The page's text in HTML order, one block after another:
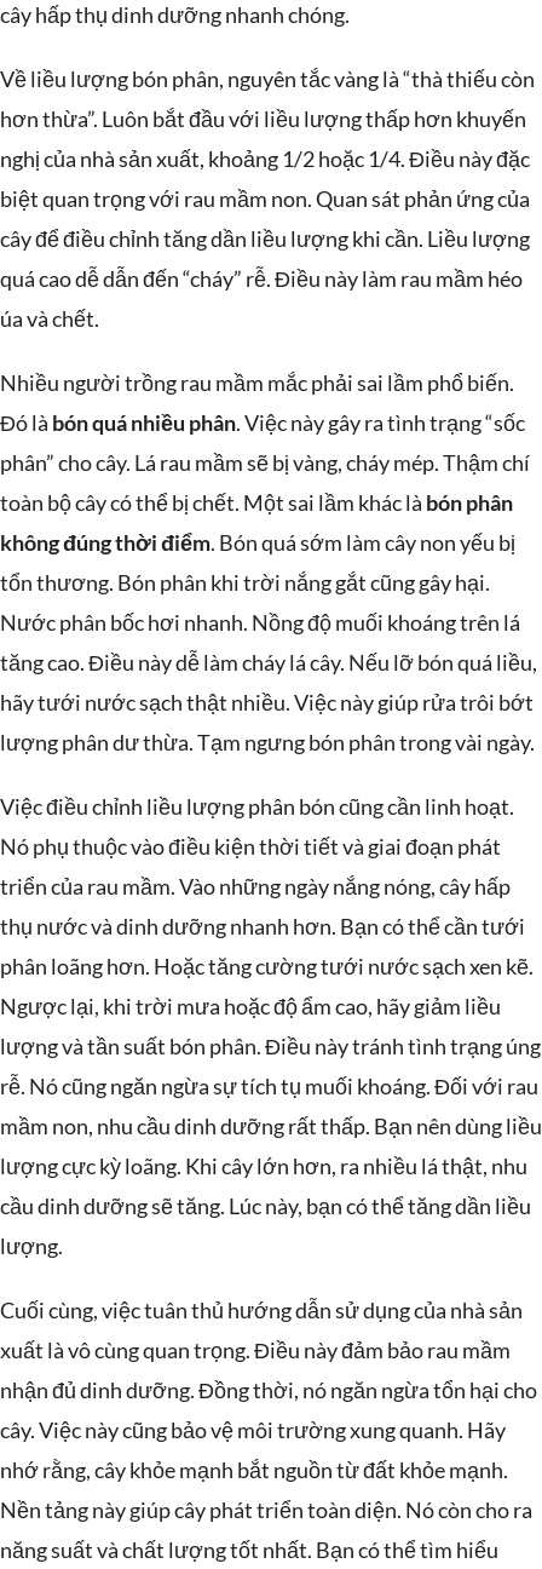
cây hấp thụ dinh dưỡng nhanh chóng.
Về liều lượng bón phân, nguyên tắc vàng là “thà thiếu còn
hơn thừa”. Luôn bắt đầu với liều lượng thấp hơn khuyến
nghị của nhà sản xuất, khoảng 1/2 hoặc 1/4. Điều này đặc
biệt quan trọng với rau mầm non. Quan sát phản ứng của
cây để điều chỉnh tăng dần liều lượng khi cần. Liều lượng
quá cao dễ dẫn đến “cháy” rễ. Điều này làm rau mầm héo
úa và chết.
Nhiều người trồng rau mầm mắc phải sai lầm phổ biến.
Đó là bón quá nhiều phân. Việc này gây ra tình trạng “sốc
phân” cho cây. Lá rau mầm sẽ bị vàng, cháy mép. Thậm chí
toàn bộ cây có thể bị chết. Một sai lầm khác là bón phân
không đúng thời điểm. Bón quá sớm làm cây non yếu bị
tổn thương. Bón phân khi trời nắng gắt cũng gây hại.
Nước phân bốc hơi nhanh. Nồng độ muối khoáng trên lá
tăng cao. Điều này dễ làm cháy lá cây. Nếu lỡ bón quá liều,
hãy tưới nước sạch thật nhiều. Việc này giúp rửa trôi bớt
lượng phân dư thừa. Tạm ngưng bón phân trong vài ngày.
Việc điều chỉnh liều lượng phân bón cũng cần linh hoạt.
Nó phụ thuộc vào điều kiện thời tiết và giai đoạn phát
triển của rau mầm. Vào những ngày nắng nóng, cây hấp
thụ nước và dinh dưỡng nhanh hơn. Bạn có thể cần tưới
phân loãng hơn. Hoặc tăng cường tưới nước sạch xen kẽ.
Ngược lại, khi trời mưa hoặc độ ẩm cao, hãy giảm liều
lượng và tần suất bón phân. Điều này tránh tình trạng úng
rễ. Nó cũng ngăn ngừa sự tích tụ muối khoáng. Đối với rau
mầm non, nhu cầu dinh dưỡng rất thấp. Bạn nên dùng liều
lượng cực kỳ loãng. Khi cây lớn hơn, ra nhiều lá thật, nhu
cầu dinh dưỡng sẽ tăng. Lúc này, bạn có thể tăng dần liều
lượng.
Cuối cùng, việc tuân thủ hướng dẫn sử dụng của nhà sản
xuất là vô cùng quan trọng. Điều này đảm bảo rau mầm
nhận đủ dinh dưỡng. Đồng thời, nó ngăn ngừa tổn hại cho
cây. Việc này cũng bảo vệ môi trường xung quanh. Hãy
nhớ rằng, cây khỏe mạnh bắt nguồn từ đất khỏe mạnh.
Nền tảng này giúp cây phát triển toàn diện. Nó còn cho ra
năng suất và chất lượng tốt nhất. Bạn có thể tìm hiểu